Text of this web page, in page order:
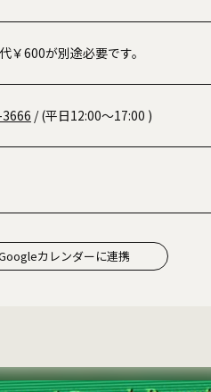
600が別途必要です。
/ (平日12:00〜17:00 )
カレンダーに連携